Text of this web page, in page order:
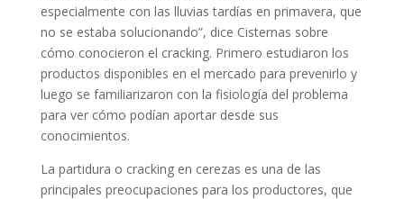
especialmente con las lluvias tardías en primavera, que
no se estaba solucionando”, dice Cisternas sobre
cómo conocieron el cracking. Primero estudiaron los
productos disponibles en el mercado para prevenirlo y
luego se familiarizaron con la fisiología del problema
para ver cómo podían aportar desde sus
conocimientos.
La partidura o cracking en cerezas es una de las
principales preocupaciones para los productores, que